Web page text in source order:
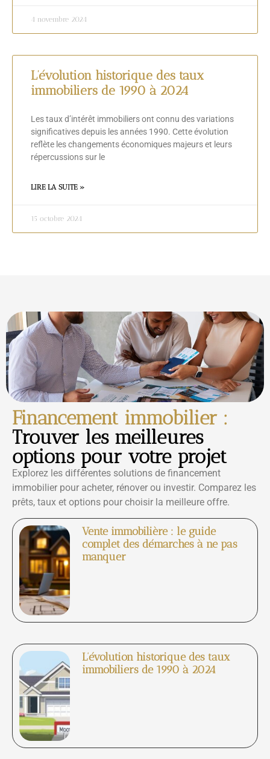
4 novembre 2024
L’évolution historique des taux
immobiliers de 1990 à 2024
Les taux d’intérêt immobiliers ont connu des variations
significatives depuis les années 1990. Cette évolution
reflète les changements économiques majeurs et leurs
répercussions sur le
LIRE LA SUITE »
15 octobre 2024
Financement immobilier :
Trouver les meilleures
options pour votre projet
Explorez les différentes solutions de financement
immobilier pour acheter, rénover ou investir. Comparez les
prêts, taux et options pour choisir la meilleure offre.
Vente immobilière : le guide
complet des démarches à ne pas
manquer
L’évolution historique des taux
immobiliers de 1990 à 2024